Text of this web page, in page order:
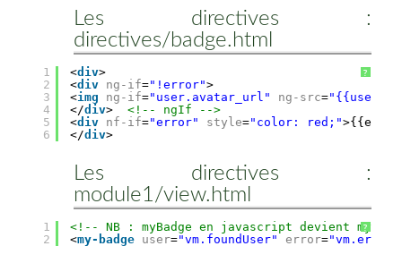
Les directives :
directives/badge.html
?
1
2
3
4
5
6
<div>
<div ng-if="!error">
<img ng-if="user.avatar_url" ng-src=
</div> <!-- ngIf -->
<div nf-if="error" style="color: red;"
</div>
Les directives :
module1/view.html
?
1
2
<!-- NB : myBadge en javascript devient my-
<my-badge user="vm.foundUser" error="vm.error"